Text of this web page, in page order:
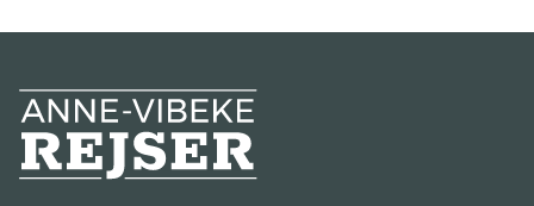
Anne-Vibeke Rejser